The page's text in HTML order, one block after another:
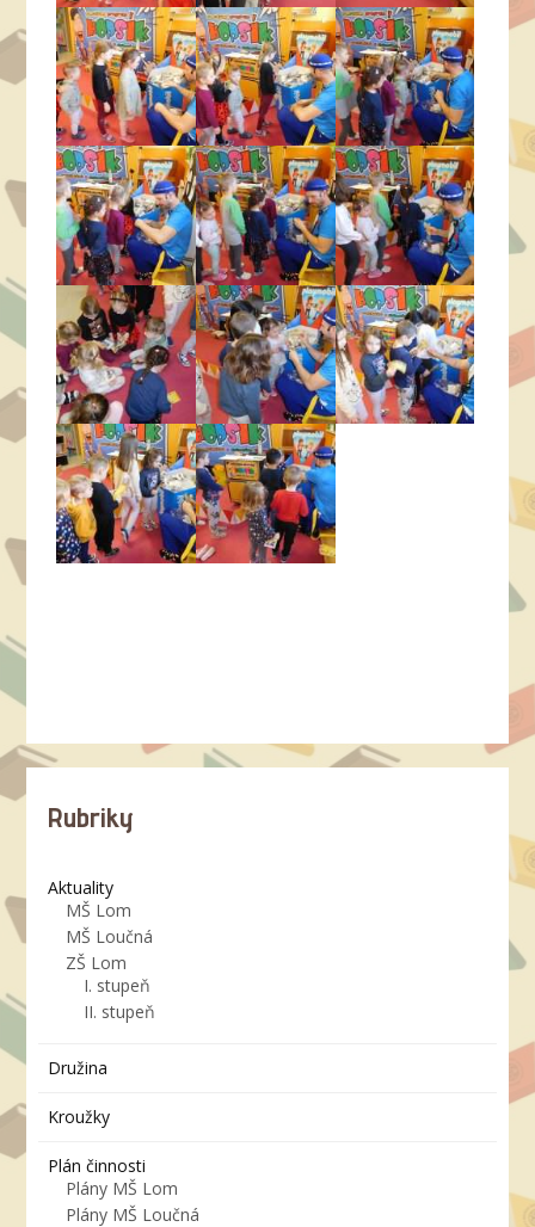
Rubriky
Aktuality
MŠ Lom
MŠ Loučná
ZŠ Lom
I. stupeň
II. stupeň
Družina
Kroužky
Plán činnosti
Plány MŠ Lom
Plány MŠ Loučná